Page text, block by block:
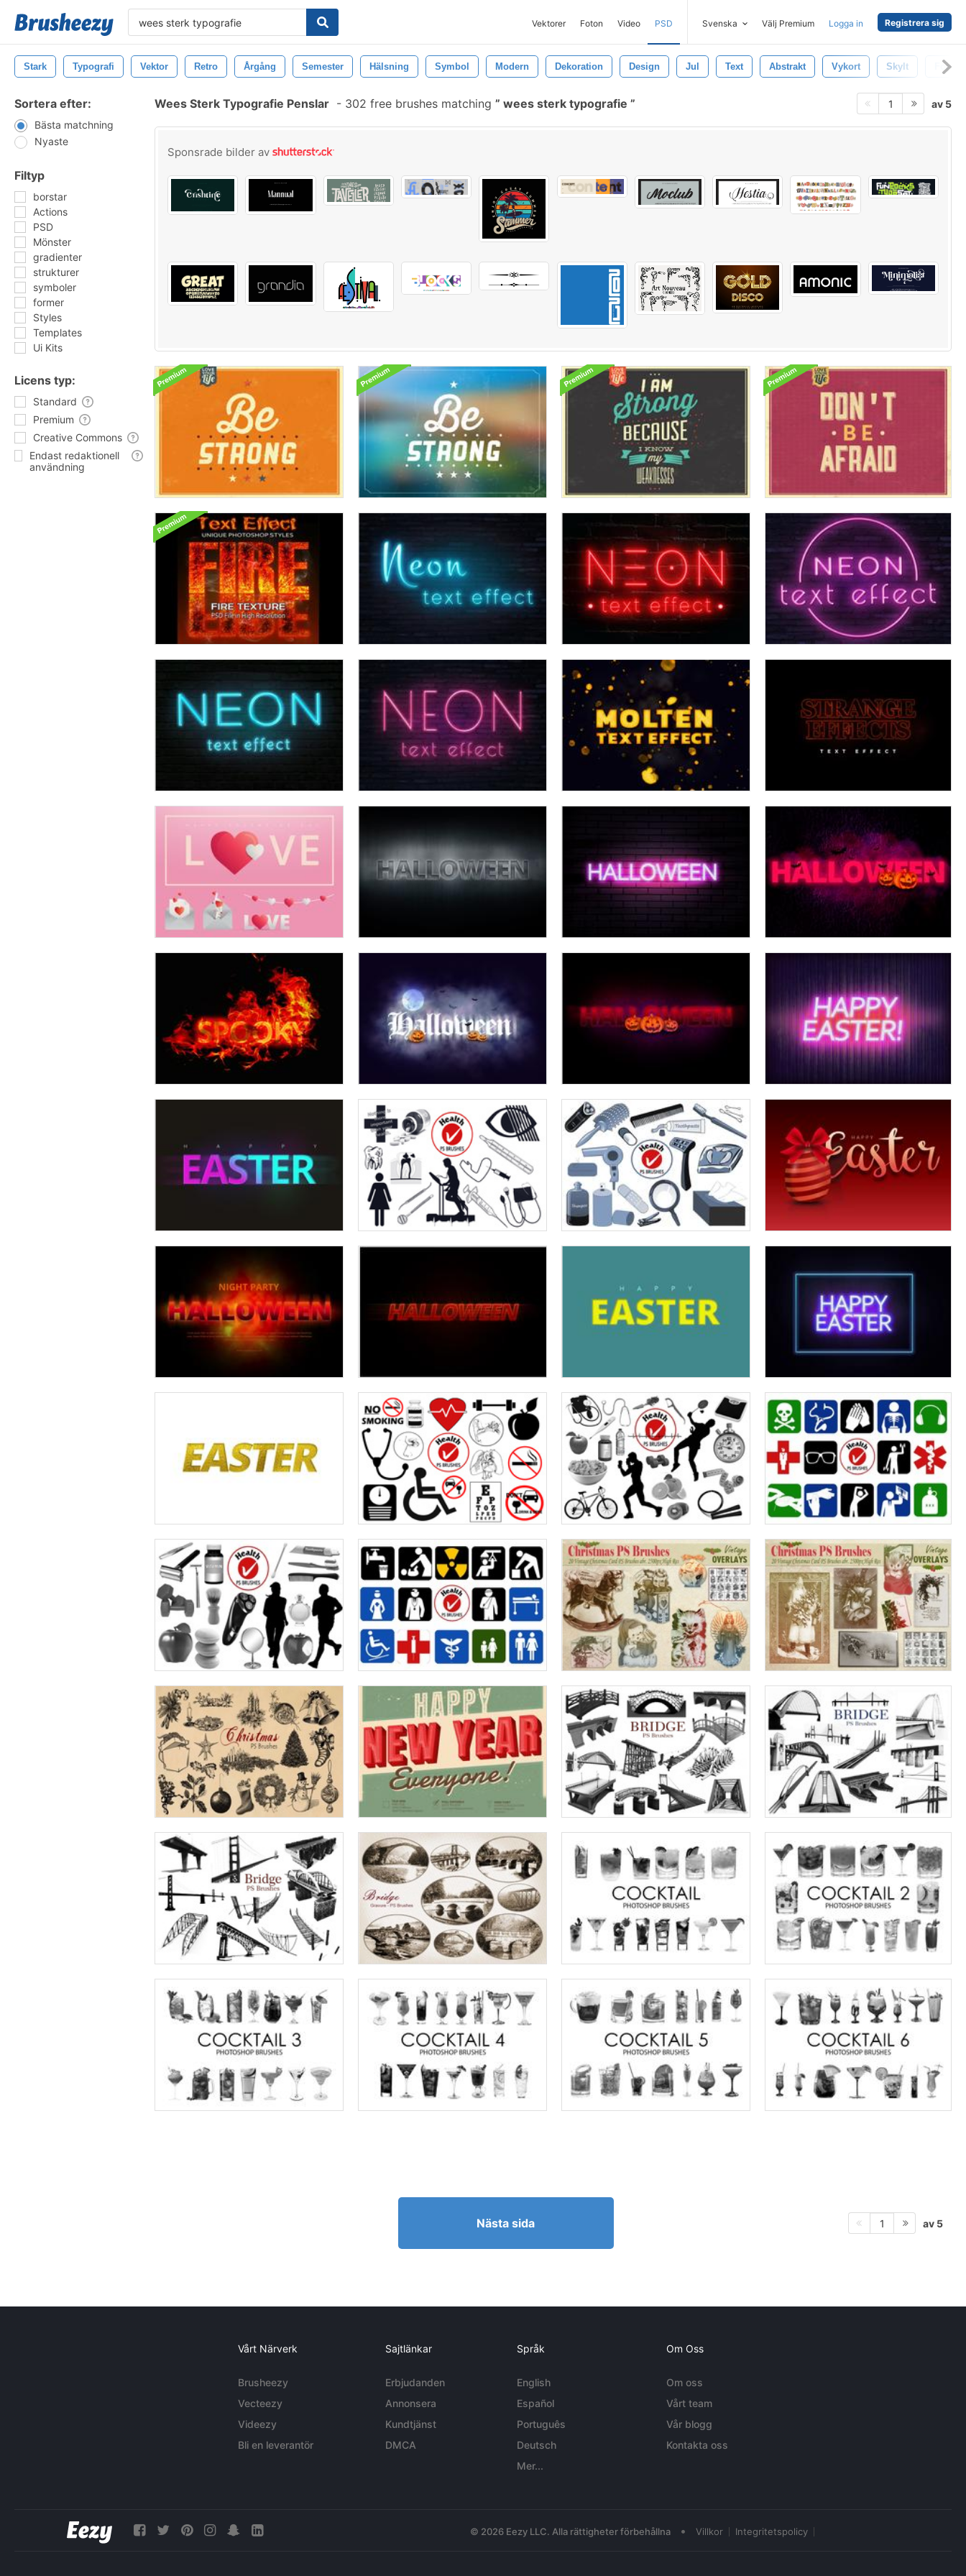
Vektorer Foton Video PSD Svenska Välj Premium Logga in Registrera sig
Stark Typografi Vektor Retro Årgång Semester Hälsning Symbol Modern Dekoration Design Jul Text Abstrakt Vykort Skylt Font
Sortera efter:
Bästa matchning
Nyaste
Filtyp
borstar
Actions
PSD
Mönster
gradienter
strukturer
symboler
former
Styles
Templates
Ui Kits
Licens typ:
Standard
Premium
Creative Commons
Endast redaktionell
användning
Wees Sterk Typografie Penslar - 302 free brushes matching wees sterk typografie 1 av 5
Sponsrade bilder av
Nästa sida 1 av 5
Vårt Närverk
Brusheezy
Vecteezy
Videezy
Bli en leverantör
Sajtlänkar
Erbjudanden
Annonsera
Kundtjänst
DMCA
Språk
English
Español
Português
Deutsch
Mer...
Om Oss
Om oss
Vårt team
Vår blogg
Kontakta oss
© 2026 Eezy LLC. Alla rättigheter förbehållna • Villkor Integritetspolicy